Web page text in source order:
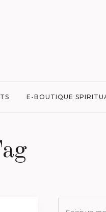
E-BOUTIQUE